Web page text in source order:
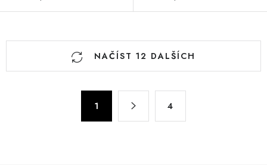
NAČÍST 12 DALŠÍCH
1 4